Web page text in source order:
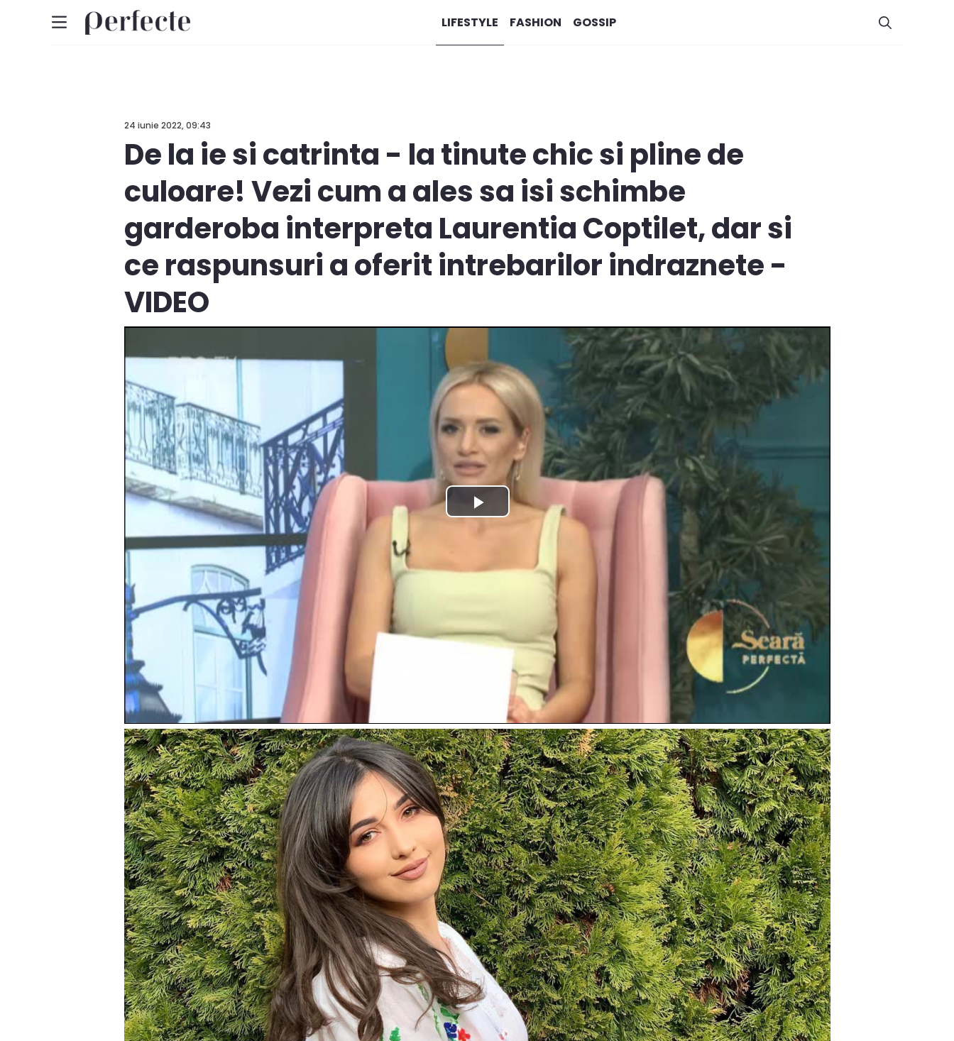
LIFESTYLE FASHION GOSSIP
24 iunie 2022, 09:43
De la ie si catrinta - la tinute chic si pline de
culoare! Vezi cum a ales sa isi schimbe
garderoba interpreta Laurentia Coptilet, dar si
ce raspunsuri a oferit intrebarilor indraznete -
VIDEO